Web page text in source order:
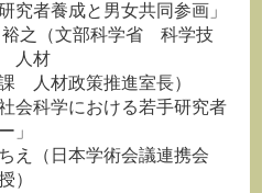
者養成と男女共同参画」
文部科学省 科学技
人材
政策推進室長）
会科学における若手研究者
」
本学術会議連携会
）